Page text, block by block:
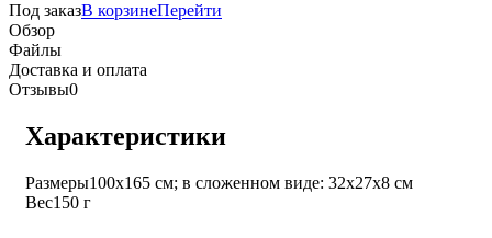
Под заказВ корзинеПерейти
Обзор
Файлы
Доставка и оплата
Отзывы0
Характеристики
Размеры100х165 см; в сложенном виде: 32х27х8 см
Вес150 г